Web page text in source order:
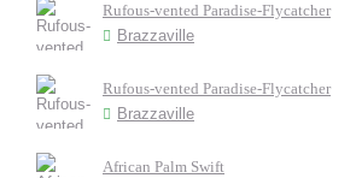
Rufous-vented Paradise-Flycatcher
Brazzaville
Rufous-vented Paradise-Flycatcher
Brazzaville
African Palm Swift